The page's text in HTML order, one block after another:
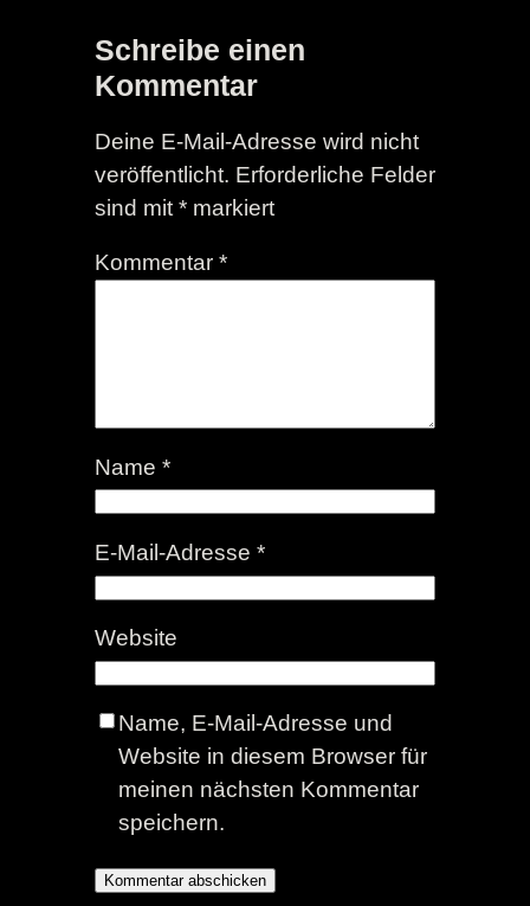
Schreibe einen
Kommentar
Deine E-Mail-Adresse wird nicht
veröffentlicht. Erforderliche Felder
sind mit *markiert
Kommentar *
Name *
E-Mail-Adresse *
Website
Name, E-Mail-Adresse und
Website in diesem Browser für
meinen nächsten Kommentar
speichern.